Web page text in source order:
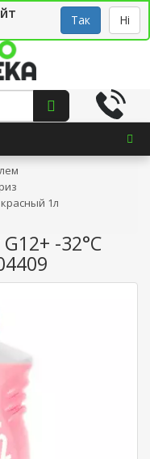
Так НіУкр
1л
-32°C